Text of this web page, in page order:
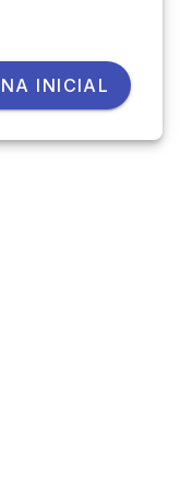
INICIAL